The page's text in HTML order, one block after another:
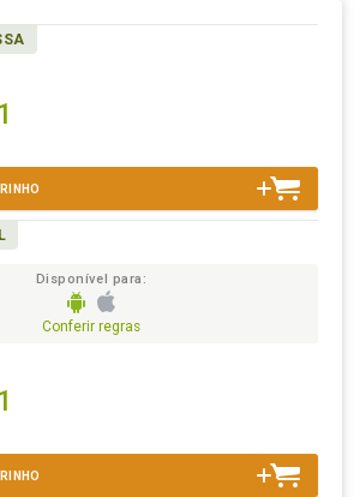
Disponível para:
Conferir regras